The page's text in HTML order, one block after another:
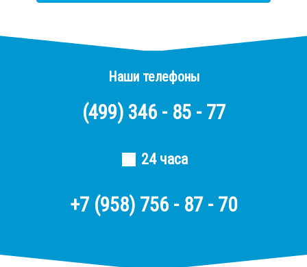
Наши телефоны
(499) 346 - 85 - 77
24 часа
+7 (958) 756 - 87 - 70